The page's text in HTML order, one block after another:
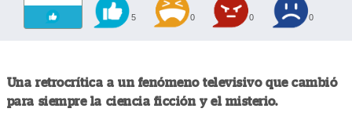
5 0 0 0
Una retrocrítica a un fenómeno televisivo que cambió
para siempre la ciencia ficción y el misterio.